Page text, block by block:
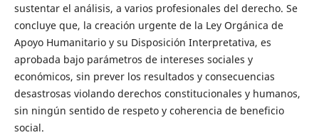
sustentar el análisis, a varios profesionales del derecho. Se
concluye que, la creación urgente de la Ley Orgánica de
Apoyo Humanitario y su Disposición Interpretativa, es
aprobada bajo parámetros de intereses sociales y
económicos, sin prever los resultados y consecuencias
desastrosas violando derechos constitucionales y humanos,
sin ningún sentido de respeto y coherencia de beneficio
social.